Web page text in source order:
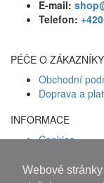
Webové
E-mail:
Telefon:
PÉČE O ZÁKAZNÍKY
Obchodní
Doprava a
INFORMACE
Cookies
Facebook